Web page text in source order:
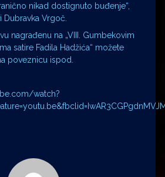
nikad dostignuto buđenje“,
Vrgoč.
nagrađenu na „VIII. Gumbekovim
satire Fadila Hadžića“ možete
poveznicu ispod.
watch?